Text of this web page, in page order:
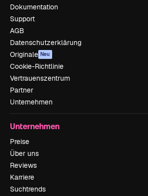
Dokumentation
Support
AGB
Datenschutzerklärung
Originale Neu
Cookie-Richtlinie
Vertrauenszentrum
Partner
Unternehmen
Unternehmen
Preise
Über uns
Reviews
Karriere
Suchtrends